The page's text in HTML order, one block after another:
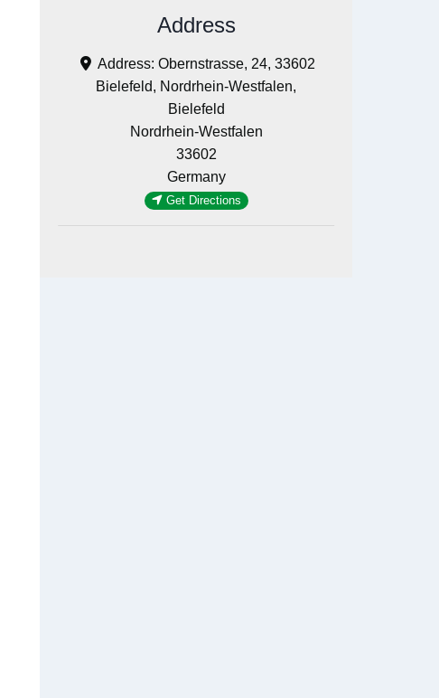
Address
Address:Obernstrasse, 24, 33602
Bielefeld, Nordrhein-Westfalen,
Bielefeld
Nordrhein-Westfalen
33602
Germany
Get Directions